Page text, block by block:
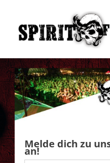
Melde dich zu
an!